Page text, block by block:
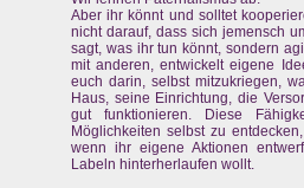
Aber ihr könnt und solltet
nicht darauf, dass sich jemensch
sagt, was ihr tun könnt, sondern
mit anderen, entwickelt eigene
euch darin, selbst mitzukriegen,
Haus, seine Einrichtung, die
gut funktionieren. Diese
Möglichkeiten selbst zu
wenn ihr eigene Aktionen
Labeln hinterherlaufen wollt.